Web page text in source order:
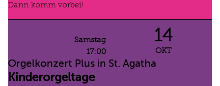
Dann komm vorbei!
Samstag
17:00
14
OKT
Orgelkonzert Plus in St. Agatha
Kinderorgeltage